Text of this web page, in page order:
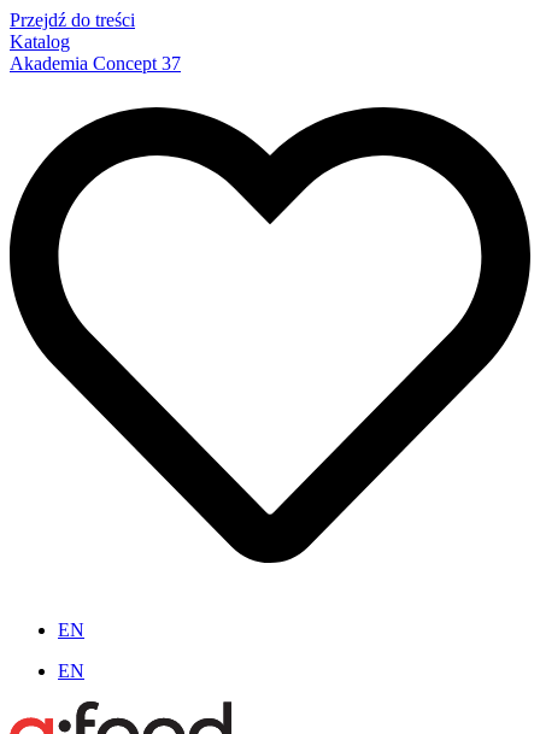
Przejdź do treści
Katalog
Akademia Concept 37
EN
EN